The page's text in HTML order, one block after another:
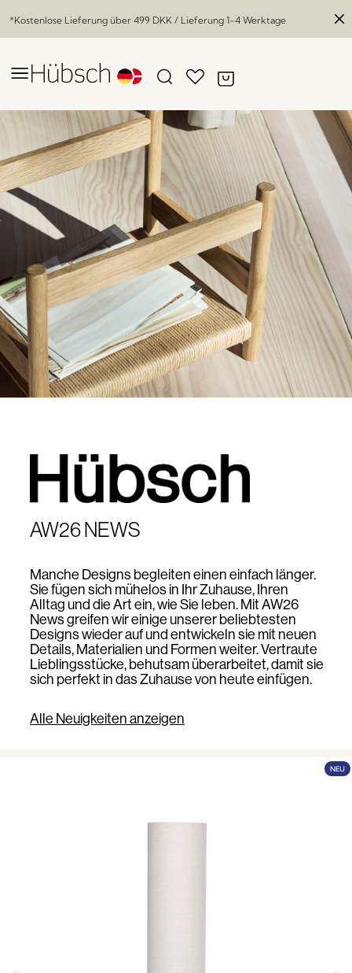
*Kostenlose Lieferung über 499 DKK / Lieferung 1-4 Werktage
AW26 NEWS
Manche Designs begleiten einen einfach länger.
Sie fügen sich mühelos in Ihr Zuhause, Ihren
Alltag und die Art ein, wie Sie leben. Mit AW26
News greifen wir einige unserer beliebtesten
Designs wieder auf und entwickeln sie mit neuen
Details, Materialien und Formen weiter. Vertraute
Lieblingsstücke, behutsam überarbeitet, damit sie
sich perfekt in das Zuhause von heute einfügen.
Alle Neuigkeiten anzeigen
NEU